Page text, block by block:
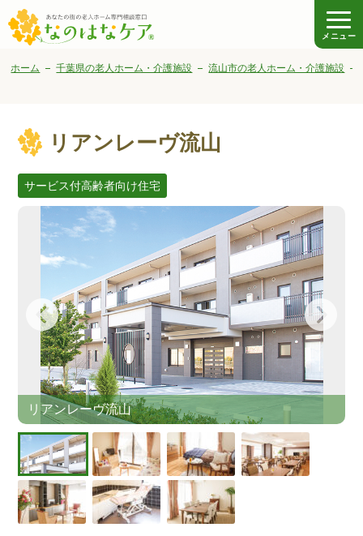
メニュー
ホーム 千葉県の老人ホーム・介護施設 流山市の老人ホーム・介護施設
リアンレーヴ流山
サービス付高齢者向け住宅
リアンレーヴ流山